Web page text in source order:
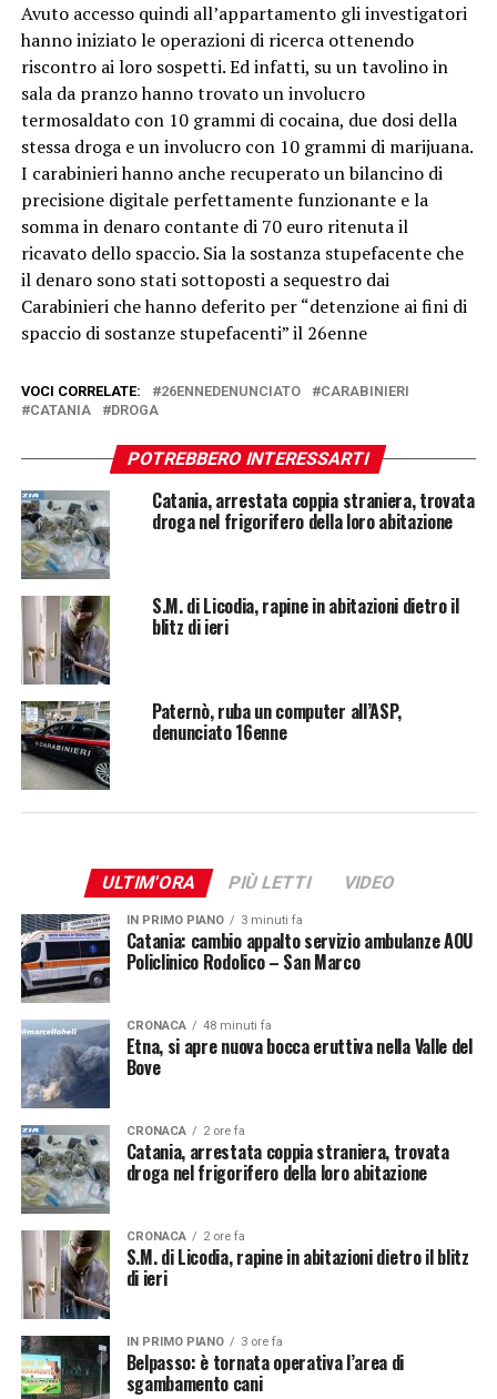
Avuto accesso quindi all’appartamento gli investigatori
hanno iniziato le operazioni di ricerca ottenendo
riscontro ai loro sospetti. Ed infatti, su un tavolino in
sala da pranzo hanno trovato un involucro
termosaldato con 10 grammi di cocaina, due dosi della
stessa droga e un involucro con 10 grammi di marijuana.
I carabinieri hanno anche recuperato un bilancino di
precisione digitale perfettamente funzionante e la
somma in denaro contante di 70 euro ritenuta il
ricavato dello spaccio. Sia la sostanza stupefacente che
il denaro sono stati sottoposti a sequestro dai
Carabinieri che hanno deferito per “detenzione ai fini di
spaccio di sostanze stupefacenti” il 26enne
VOCI CORRELATE: 26ENNEDENUNCIATO
CARABINIERI
CATANIA
DROGA
POTREBBERO INTERESSARTI
Catania, arrestata coppia straniera, trovata
droga nel frigorifero della loro abitazione
S.M. di Licodia, rapine in abitazioni dietro il
blitz di ieri
Paternò, ruba un computer all’ASP,
denunciato 16enne
ULTIM'ORA PIÙ LETTI VIDEO
IN PRIMO PIANO 3 minuti fa
Catania: cambio appalto servizio ambulanze AOU
Policlinico Rodolico – San Marco
CRONACA 48 minuti fa
Etna, si apre nuova bocca eruttiva nella Valle del
Bove
CRONACA 2 ore fa
Catania, arrestata coppia straniera, trovata
droga nel frigorifero della loro abitazione
CRONACA 2 ore fa
S.M. di Licodia, rapine in abitazioni dietro il blitz
di ieri
IN PRIMO PIANO 3 ore fa
Belpasso: è tornata operativa l’area di
sgambamento cani